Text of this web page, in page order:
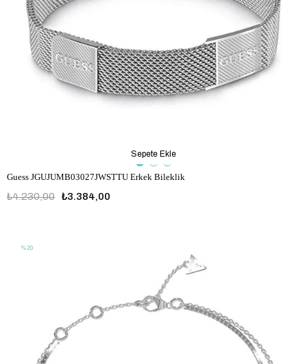
Guess JGUJUMB03027JWSTTU Erkek Bileklik
₺3.384,00
₺4.230,00
Sepete Ekle
%20